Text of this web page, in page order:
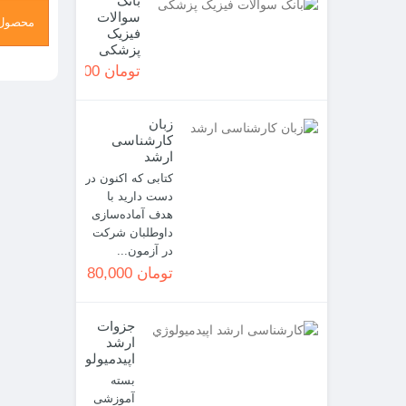
سوالات
فیزیک
پزشکی
تومان 90,000
زبان
کارشناسی
ارشد
کتابی که اکنون در
دست دارید با
هدف آماده‌سازی
داوطلبان شرکت
در آزمون...
تومان 80,000
جزوات
ارشد
اپيدميولوژي
بسته
آموزشی